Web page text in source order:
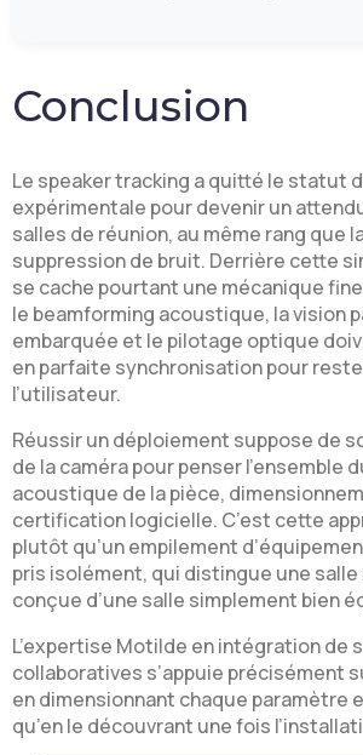
Conclusion
Le speaker tracking a quitté le statut
expérimentale pour devenir un
salles de réunion, au même rang que
suppression de bruit. Derrière cette
se cache pourtant une mécanique
le beamforming acoustique, la vision
embarquée et le pilotage optique
en parfaite synchronisation pour
l’utilisateur.
Réussir un déploiement suppose de
de la caméra pour penser l’ensemble
acoustique de la pièce,
certification logicielle. C’est cette
plutôt qu’un empilement
pris isolément, qui distingue une
conçue d’une salle simplement bien
L’expertise Motilde en intégration de
collaboratives s’appuie précisément
en dimensionnant chaque paramètre
qu’en le découvrant une fois